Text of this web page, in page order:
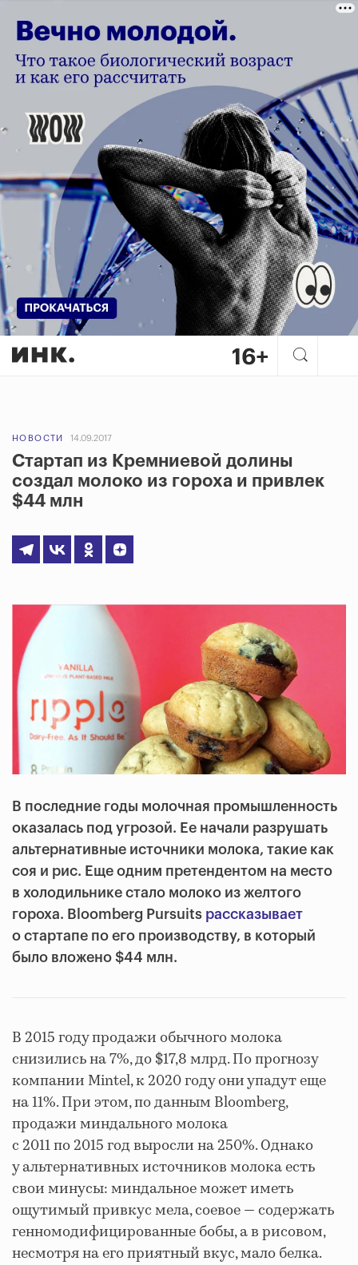
НОВОСТИ 14.09.2017
Стартап из Кремниевой долины
создал молоко из гороха и привлек
$44 млн
В последние годы молочная промышленность
оказалась под угрозой. Ее начали разрушать
альтернативные источники молока, такие как
соя и рис. Еще одним претендентом на место
в холодильнике стало молоко из желтого
гороха. Bloomberg Pursuits рассказывает
о стартапе по его производству, в который
было вложено $44 млн.
В 2015 году продажи обычного молока
снизились на 7%, до $17,8 млрд. По прогнозу
компании Mintel, к 2020 году они упадут еще
на 11%. При этом, по данным Bloomberg,
продажи миндального молока
с 2011 по 2015 год выросли на 250%. Однако
у альтернативных источников молока есть
свои минусы: миндальное может иметь
ощутимый привкус мела, соевое — содержать
генномодифицированные бобы, а в рисовом,
несмотря на его приятный вкус, мало белка.